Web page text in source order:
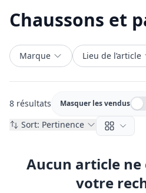
Chaussons et
Marque Lieu de l’article
8 résultats Masquer les vendus
Sort: Pertinence
Aucun article ne
votre